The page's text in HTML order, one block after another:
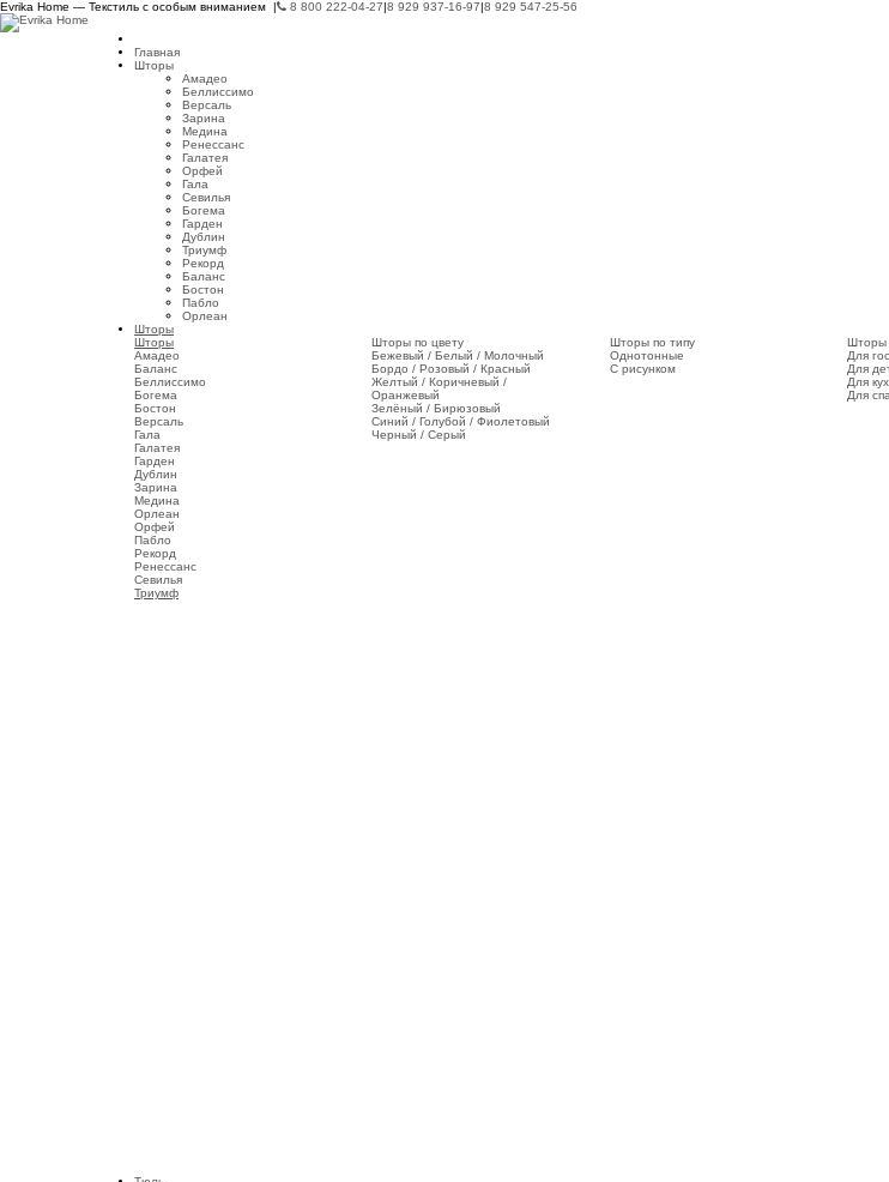
Evrika Home — Текстиль с особым вниманием | 8 800 222-04-27|8 929 937-16-97|8 929 547-25-56
Главная
Шторы
Амадео
Беллиссимо
Версаль
Зарина
Медина
Ренессанс
Галатея
Орфей
Гала
Севилья
Богема
Гарден
Дублин
Триумф
Рекорд
Баланс
Бостон
Пабло
Орлеан
Шторы
Шторы
Амадео
Баланс
Беллиссимо
Богема
Бостон
Версаль
Гала
Галатея
Гарден
Дублин
Зарина
Медина
Орлеан
Орфей
Пабло
Рекорд
Ренессанс
Севилья
Триумф
Шторы по цвету
Бежевый / Белый / Молочный
Бордо / Розовый / Красный
Желтый / Коричневый /
Оранжевый
Зелёный / Бирюзовый
Синий / Голубой / Фиолетовый
Черный / Серый
Шторы по типу
Однотонные
С рисунком
Шторы
Для
Для
Для
Для